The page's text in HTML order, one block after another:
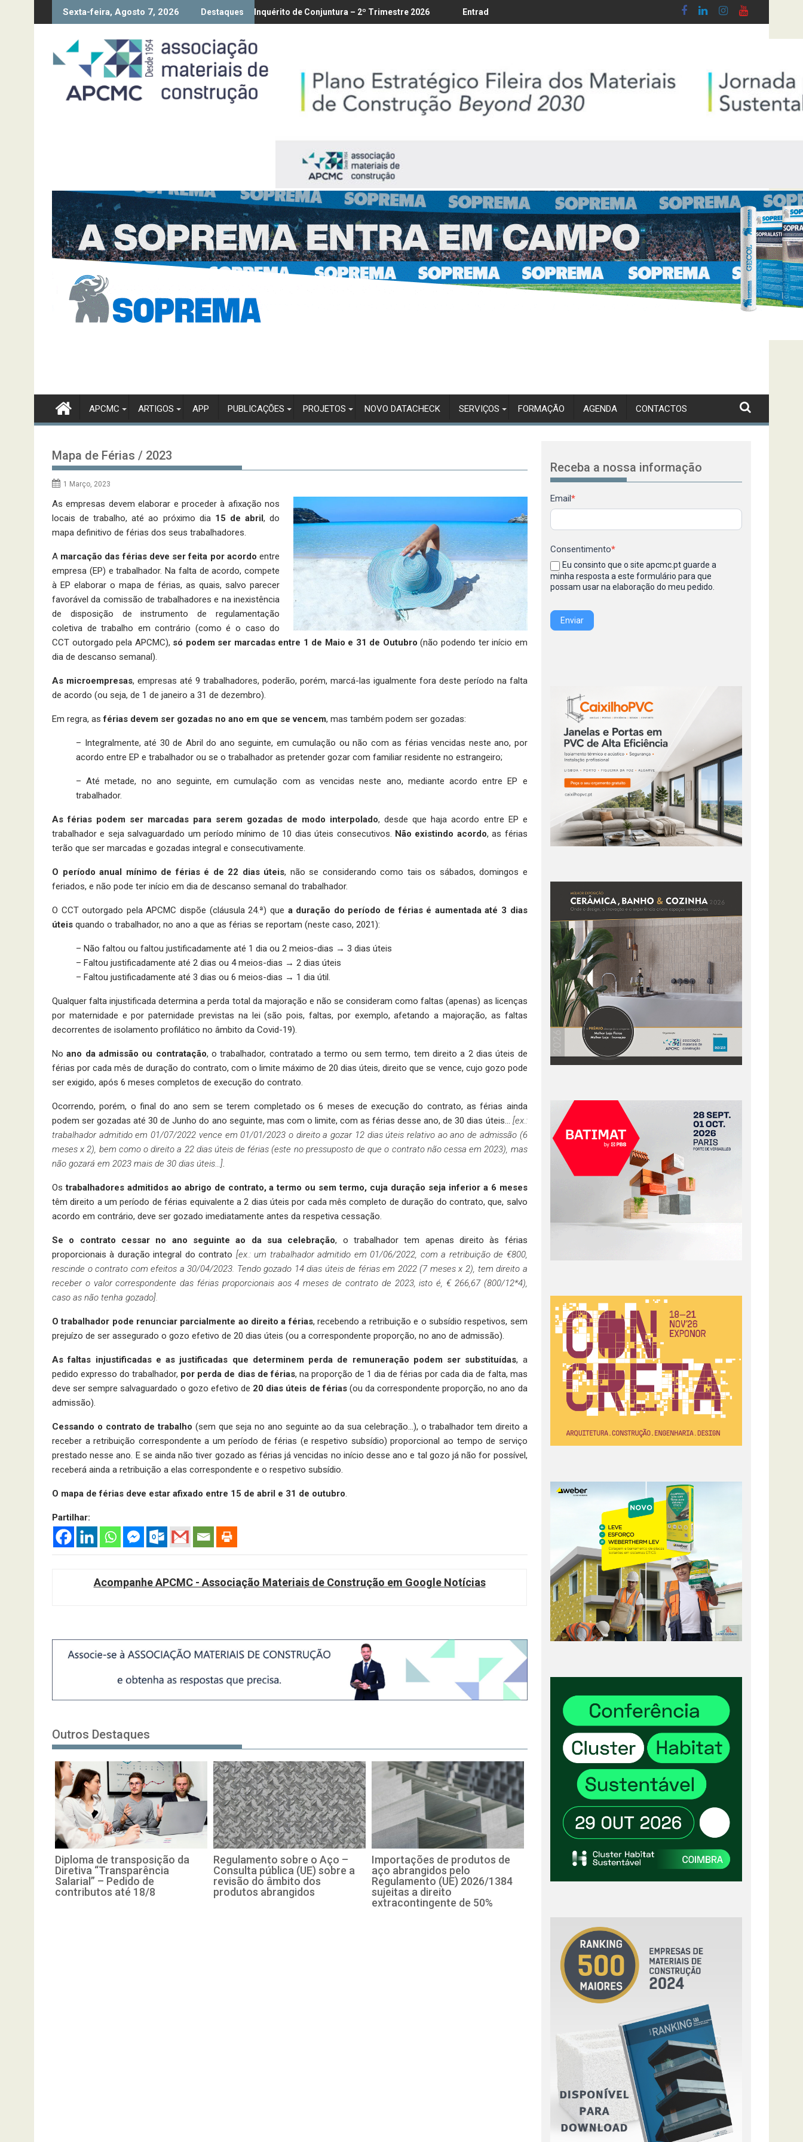
Sexta-feira, Agosto 7, 2026 Destaques
da Diretiva “Transparência Salarial” – Pedido de contributos até 18/8
Síntese Inquérito de Conjuntura – 2º Trimestre 2026 Entrada em vigor da regulamentação do Lobby - Lei n.º 5-A/2026, de 28 de Janeiro
Diploma de transposição da Diretiva
APCMC ARTIGOS APP PUBLICAÇÕES PROJETOS NOVO DATACHECK SERVIÇOS FORMAÇÃO AGENDA CONTACTOS
Mapa de Férias / 2023
1 Março, 2023
As empresas devem elaborar e proceder à afixação nos
locais de trabalho, até ao próximo dia 15 de abril , do
mapa definitivo de férias dos seus trabalhadores.
A marcação das férias deve ser feita por acordo entre
empresa (EP) e trabalhador. Na falta de acordo, compete
à EP elaborar o mapa de férias, as quais, salvo parecer
favorável da comissão de trabalhadores e na inexistência
de disposição de instrumento de regulamentação
coletiva de trabalho em contrário (como é o caso do
CCT outorgado pela APCMC), só podem ser marcadas entre 1 de Maio e 31 de Outubro (não podendo ter início em
dia de descanso semanal).
As microempresas, empresas até 9 trabalhadores, poderão, porém, marcá-las igualmente fora deste período na falta
de acordo (ou seja, de 1 de janeiro a 31 de dezembro).
Em regra, as férias devem ser gozadas no ano em que se vencem, mas também podem ser gozadas:
– Integralmente, até 30 de Abril do ano seguinte, em cumulação ou não com as férias vencidas neste ano, por
acordo entre EP e trabalhador ou se o trabalhador as pretender gozar com familiar residente no estrangeiro;
– Até metade, no ano seguinte, em cumulação com as vencidas neste ano, mediante acordo entre EP e
trabalhador.
As férias podem ser marcadas para serem gozadas de modo interpolado, desde que haja acordo entre EP e
trabalhador e seja salvaguardado um período mínimo de 10 dias úteis consecutivos. Não existindo acordo, as férias
terão que ser marcadas e gozadas integral e consecutivamente.
O período anual mínimo de férias é de 22 dias úteis, não se considerando como tais os sábados, domingos e
feriados, e não pode ter início em dia de descanso semanal do trabalhador.
O CCT outorgado pela APCMC dispõe (cláusula 24.ª) que a duração do período de férias é aumentadaaté 3 dias
úteis quando o trabalhador, no ano a que as férias se reportam (neste caso, 2021):
– Não faltou ou faltou justificadamente até 1 dia ou 2 meios-dias → 3 dias úteis
– Faltou justificadamente até 2 dias ou 4 meios-dias → 2 dias úteis
– Faltou justificadamente até 3 dias ou 6 meios-dias → 1 dia útil.
Qualquer falta injustificada determina a perda total da majoração e não se consideram como faltas (apenas) as licenças
por maternidade e por paternidade previstas na lei (são pois, faltas, por exemplo, afetando a majoração, as faltas
decorrentes de isolamento profilático no âmbito da Covid-19).
No ano da admissão ou contratação, o trabalhador, contratado a termo ou sem termo, tem direito a 2 dias úteis de
férias por cada mês de duração do contrato, com o limite máximo de 20 dias úteis, direito que se vence, cujo gozo pode
ser exigido, após 6 meses completos de execução do contrato.
Ocorrendo, porém, o final do ano sem se terem completado os 6 meses de execução do contrato, as férias ainda
podem ser gozadas até 30 de Junho do ano seguinte, mas com o limite, com as férias desse ano, de 30 dias úteis… [ex.:
trabalhador admitido em 01/07/2022 vence em 01/01/2023 o direito a gozar 12 dias úteis relativo ao ano de admissão (6
meses x 2), bem como o direito a 22 dias úteis de férias (este no pressuposto de que o contrato não cessa em 2023), mas
não gozará em 2023 mais de 30 dias úteis…].
Ostrabalhadores admitidos ao abrigo de contrato, a termo ou sem termo, cuja duração seja inferior a 6 meses
têm direito a um período de férias equivalente a 2 dias úteis por cada mês completo de duração do contrato, que, salvo
acordo em contrário, deve ser gozado imediatamente antes da respetiva cessação.
Se o contrato cessar no ano seguinte ao da sua celebração, o trabalhador tem apenas direito às férias
proporcionais à duração integral do contrato [ex.: um trabalhador admitido em 01/06/2022, com a retribuição de €800,
rescinde o contrato com efeitos a 30/04/2023. Tendo gozado 14 dias úteis de férias em 2022 (7 meses x 2), tem direito a
receber o valor correspondente das férias proporcionais aos 4 meses de contrato de 2023, isto é, € 266,67 (800/12*4),
caso as não tenha gozado].
O trabalhador pode renunciar parcialmente ao direito a férias, recebendo a retribuição e o subsídio respetivos, sem
prejuízo de ser assegurado o gozo efetivo de 20 dias úteis (ou a correspondente proporção, no ano de admissão).
As faltas injustificadas e as justificadas que determinem perda de remuneração podem ser substituídas, a
pedido expresso do trabalhador, por perda de dias de férias, na proporção de 1 dia de férias por cada dia de falta, mas
deve ser sempre salvaguardado o gozo efetivo de 20 dias úteis de férias(ou da correspondente proporção, no ano da
admissão).
Cessando o contrato de trabalho (sem que seja no ano seguinte ao da sua celebração…), o trabalhador tem direito a
receber a retribuição correspondente a um período de férias (e respetivo subsídio) proporcional ao tempo de serviço
prestado nesse ano. E se ainda não tiver gozado as férias já vencidas no início desse ano e tal gozo já não for possível,
receberá ainda a retribuição a elas correspondente e o respetivo subsídio.
O mapa de férias deve estar afixado entre 15 de abril e 31 de outubro.
Partilhar:
Acompanhe APCMC - Associação Materiais de Construção em Google Notícias
Outros Destaques
Diploma de transposição da
Diretiva “Transparência
Salarial” – Pedido de
contributos até 18/8
Regulamento sobre o Aço –
Consulta pública (UE) sobre a
revisão do âmbito dos
produtos abrangidos
Importações de produtos de
aço abrangidos pelo
Regulamento (UE) 2026/1384
sujeitas a direito
extracontingente de 50%
Receba a nossa informação
Newsletter
Email *
Consentimento*
Eu consinto que o site apcmc.pt guarde a
minha resposta a este formulário para que
possam usar na elaboração do meu pedido.
Enviar